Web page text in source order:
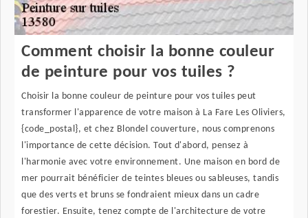
Comment choisir la bonne couleur
de peinture pour vos tuiles ?
Choisir la bonne couleur de peinture pour vos tuiles peut
transformer l'apparence de votre maison à La Fare Les Oliviers,
{code_postal}, et chez Blondel couverture, nous comprenons
l'importance de cette décision. Tout d'abord, pensez à
l'harmonie avec votre environnement. Une maison en bord de
mer pourrait bénéficier de teintes bleues ou sableuses, tandis
que des verts et bruns se fondraient mieux dans un cadre
forestier. Ensuite, tenez compte de l'architecture de votre